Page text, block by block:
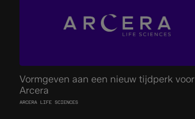
Vormgeven aan een nieuw tijdperk voor
Arcera
ARCERA LIFE SCIENCES